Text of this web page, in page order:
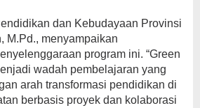
dan Kebudayaan Provinsi
M.Pd., menyampaikan
program ini. “Green
wadah pembelajaran yang
arah transformasi pendidikan di
berbasis proyek dan kolaborasi